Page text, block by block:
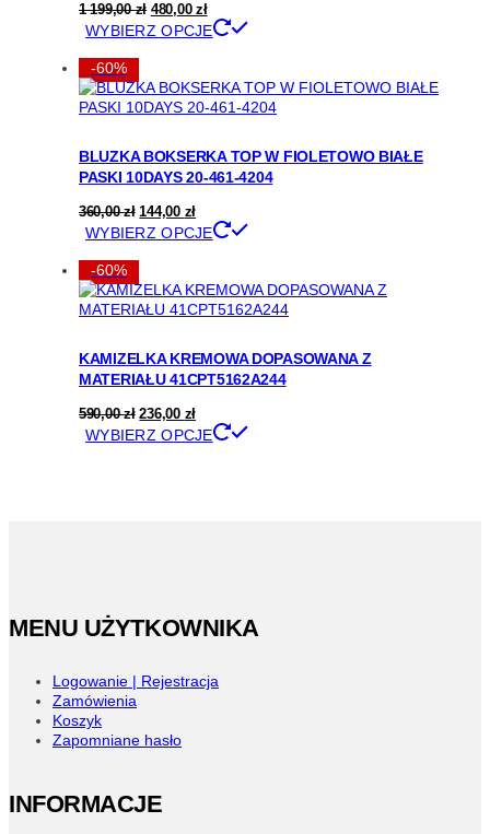
1 199,00zł Pierwotna
cena
wynosiła:
480,00złAktualna
cena
wynosi:
WYBIERZ OPCJE
wiele
wariantów.
wybrać
na
-60%
BLUZKA BOKSERKA TOP W FIOLETOWO BIAŁE
PASKI 10DAYS 20-461-4204
360,00zł Pierwotna
cena
wynosiła:
360,00 zł.
144,00 złAktualna
cena
wynosi:
WYBIERZ OPCJE
wiele
wariantów.
wybrać
na
-60%
KAMIZELKA KREMOWA DOPASOWANA Z
MATERIAŁU 41CPT5162A244
590,00zł Pierwotna
cena
wynosiła:
236,00 złAktualna
cena
wynosi:
WYBIERZ OPCJE
produktu
MENU UŻYTKOWNIKA
Logowanie | Rejestracja
Zamówienia
Koszyk
Zapomniane hasło
INFORMACJE